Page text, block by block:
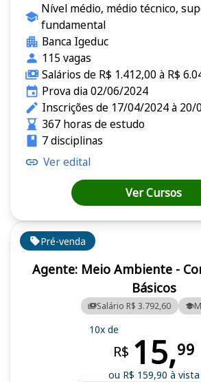
Pré-venda
Agente: Meio Ambiente -
Básicos
Salário R$ 3.792,60
10x de
R$ 15,99
ou R$ 159,90 à vista
Nível médio, médio técnico,
fundamental
Banca Igeduc
115 vagas
Salários de R$ 1.412,00 à R$
Prova dia 02/06/2024
Inscrições de 17/04/2024 à 20/
367 horas de estudo
7 disciplinas
Ver edital
Ver Cursos